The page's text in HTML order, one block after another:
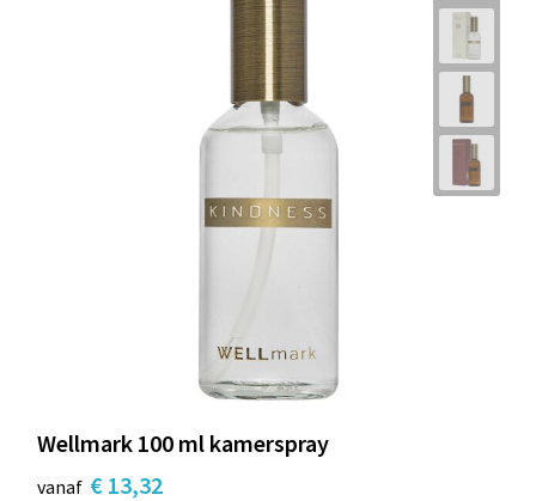
Wellmark 100 ml kamerspray
vanaf € 13,32